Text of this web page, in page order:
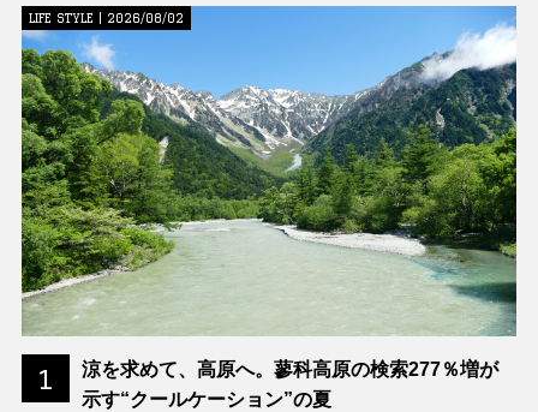
1
LIFE STYLE | 2026/08/02
涼を求めて、高原へ。蓼科高原の検索277％増が
示す“クールケーション”の夏